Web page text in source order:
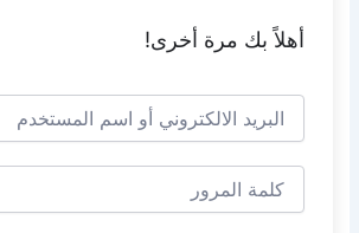
أهلاً بك مرة أخرى!